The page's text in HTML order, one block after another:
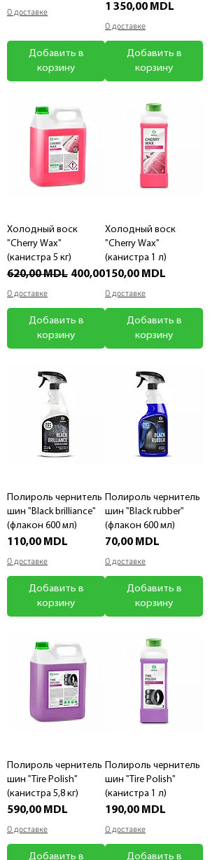
О доставке
Добавить в
корзину
Цена
1 350,00 MDL
О доставке
Добавить в
корзину
Холодный воск
"Cherry Wax"
(канистра 5 кг)
Обычная цена
620,00 MDL Цена со скидкой
400,00 MDL
О доставке
Добавить в
корзину
Холодный воск
"Cherry Wax"
(канистра 1 л)
Цена
150,00 MDL
О доставке
Добавить в
корзину
Полироль чернитель
шин "Black brilliance"
(флакон 600 мл)
Цена
110,00 MDL
О доставке
Добавить в
корзину
Полироль чернитель
шин "Black rubber"
(флакон 600 мл)
Цена
70,00 MDL
О доставке
Добавить в
корзину
Полироль чернитель
шин "Tire Polish"
(канистра 5,8 кг)
Цена
590,00 MDL
О доставке
Добавить в
Полироль чернитель
шин "Tire Polish"
(канистра 1 л)
Цена
190,00 MDL
О доставке
Добавить в